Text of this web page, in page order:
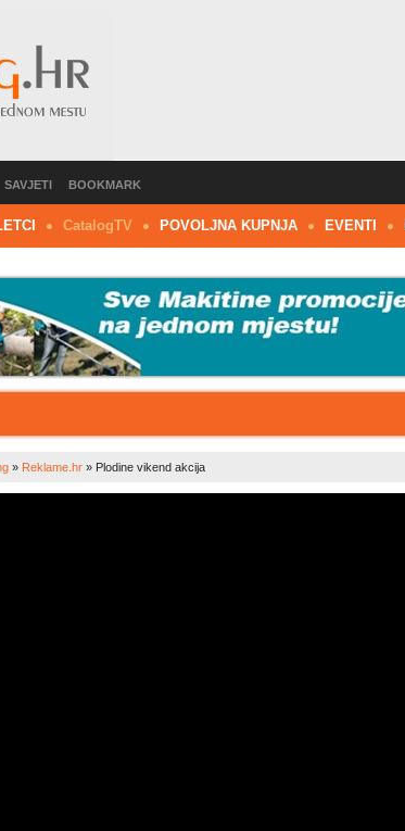
SAVJETI BOOKMARK
CatalogTV POVOLJNA KUPNJA EVENTI
» Reklame.hr» Plodine vikend akcija